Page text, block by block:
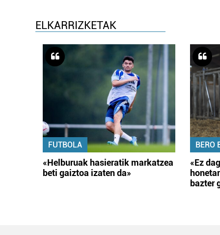
ELKARRIZKETAK
FUTBOLA
«Helburuak hasieratik markatzea
beti gaiztoa izaten da»
BERO
«Ez
bazter